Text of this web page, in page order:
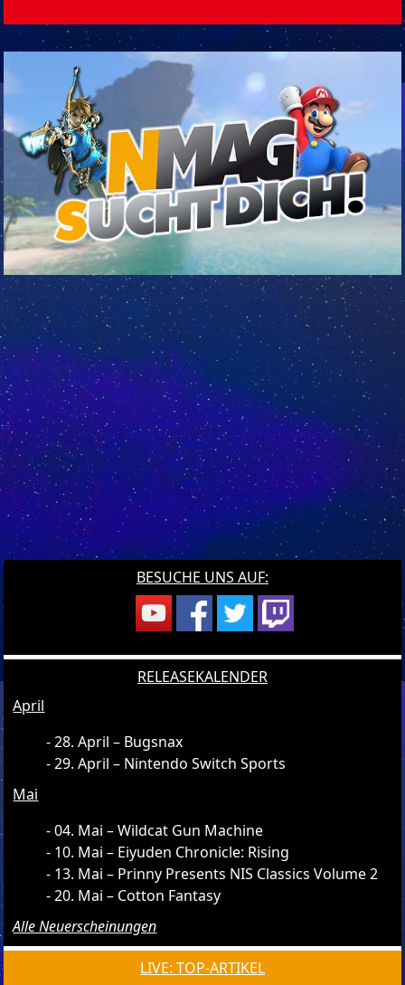
BESUCHE UNS AUF:
RELEASEKALENDER
April
28. April – Bugsnax
29. April – Nintendo Switch Sports
Mai
04. Mai – Wildcat Gun Machine
10. Mai – Eiyuden Chronicle: Rising
13. Mai – Prinny Presents NIS Classics Volume 2
20. Mai – Cotton Fantasy
Alle Neuerscheinungen
LIVE: TOP-ARTIKEL